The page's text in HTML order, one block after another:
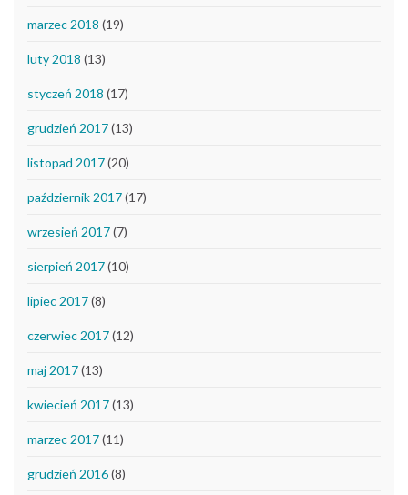
marzec 2018 (19)
luty 2018 (13)
styczeń 2018 (17)
grudzień 2017(13)
listopad 2017(20)
październik 2017(17)
wrzesień 2017(7)
sierpień 2017(10)
lipiec 2017(8)
czerwiec 2017(12)
maj 2017(13)
kwiecień 2017(13)
marzec 2017(11)
grudzień 2016(8)